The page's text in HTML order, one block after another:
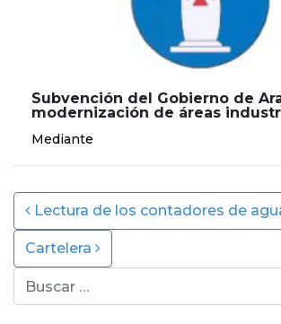
Subvención del Gobierno de
modernización de áreas
Mediante
Post navigation
Lectura de los contadores de
Cartelera